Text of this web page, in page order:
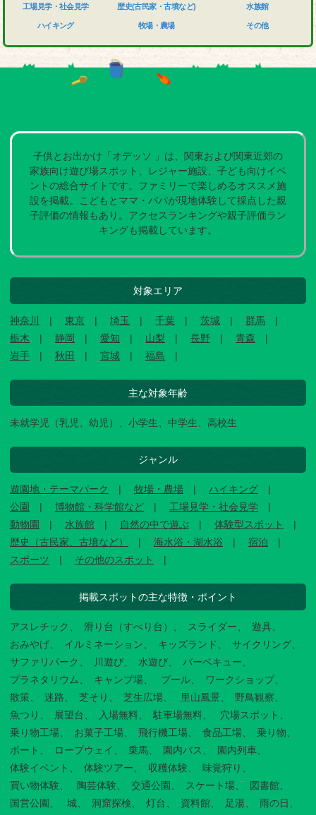
工場見学・社会見学
ハイキング
歴史(古民家・古墳など)
牧場・農場
水族館
その他
子供とお出かけ「オデッソ 」は、関東および関東近郊の
家族向け遊び場スポット、レジャー施設、子ども向けイベ
ントの総合サイトです。ファミリーで楽しめるオススメ施
設を掲載。こどもとママ・パパが現地体験して採点した親
子評価の情報もあり。アクセスランキングや親子評価ラン
キングも掲載しています。
対象エリア
神奈川 東京 埼玉 千葉 茨城
群馬
栃木
静岡 愛知 山梨 長野
青森
岩手
秋田 宮城 福島
主な対象年齢
未就学児（乳児、幼児）、小学生、中学生、高校生
ジャンル
遊園地・テーマパーク 牧場・農場
ハイキング
公園
博物館・科学館など
工場見学・社会見学
動物園
水族館 自然の中で遊ぶ
体験型スポット
歴史（古民家、古墳など）
海水浴・湖水浴
宿泊
スポーツ
その他のスポット
掲載スポットの主な特徴・ポイント
アスレチック 滑り台（すべり台） スライダー
遊具
おみやげ
イルミネーション キッズランド
サイクリング
サファリパーク
川遊び 水遊び
バーベキュー
プラネタリウム
キャンプ場 プール
ワークショップ
散策
迷路 芝そり 芝生広場 里山風景
野鳥観察
魚つり
展望台 入場無料 駐車場無料
穴場スポット
乗り物工場
お菓子工場 飛行機工場 食品工場
乗り物
ボート
ロープウェイ 乗馬 園内バス
園内列車
体験イベント
体験ツアー 収穫体験
味覚狩り
買い物体験
陶芸体験 交通公園 スケート場
図書館
国営公園
城 洞窟探検 灯台 資料館 足湯 雨の日